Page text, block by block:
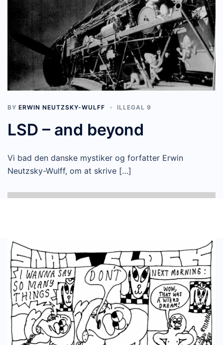
BY ERWIN NEUTZSKY-WULFF ILLEGAL 9
LSD – and beyond
Vi bad den danske mystiker og forfatter Erwin
Neutzsky-Wulff, om at skrive […]